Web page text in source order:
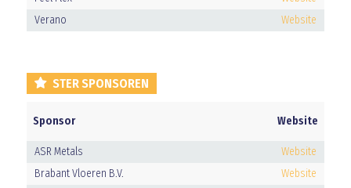
Verano
Website
STER SPONSOREN
Sponsor Website
ASR Metals
Website
Brabant Vloeren B.V.
Website